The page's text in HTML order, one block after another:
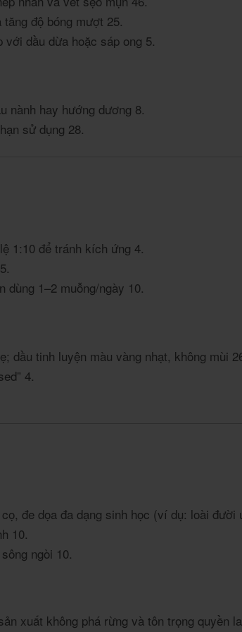
độ bóng mượt 25.
dầu dừa hoặc sáp ong 5.
nành hay hướng dương 8.
sử dụng 28.
1:10 để tránh kích ứng 4.
5.
dùng 1–2 muỗng/ngày 10.
dầu tinh luyện màu vàng nhạt, không mùi 2
4.
đe dọa đa dạng sinh học (ví dụ: loài đười
10.
ngòi 10.
xuất không phá rừng và tôn trọng quyền